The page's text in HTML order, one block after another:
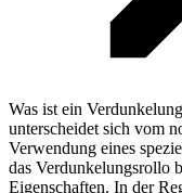
Was ist ein
unterscheidet sich vom
Verwendung eines
das Verdunkelungsrollo
Eigenschaften. In der